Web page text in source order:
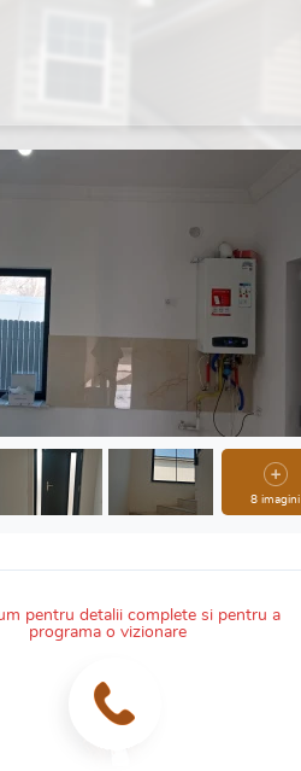
8 imagini
pentru detalii complete si pentru a
programa o vizionare